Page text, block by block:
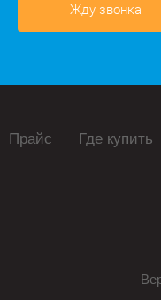
Жду звонка
Прайс Где купить